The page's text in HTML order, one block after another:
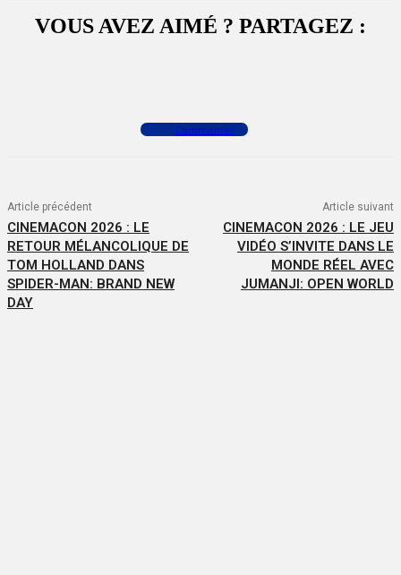
VOUS AVEZ AIMÉ ? PARTAGEZ :
Commenter
Article précédent
CINEMACON 2026 : LE
RETOUR MÉLANCOLIQUE DE
TOM HOLLAND DANS
SPIDER-MAN: BRAND NEW
DAY
Article suivant
CINEMACON 2026 : LE JEU
VIDÉO S’INVITE DANS LE
MONDE RÉEL AVEC
JUMANJI: OPEN WORLD